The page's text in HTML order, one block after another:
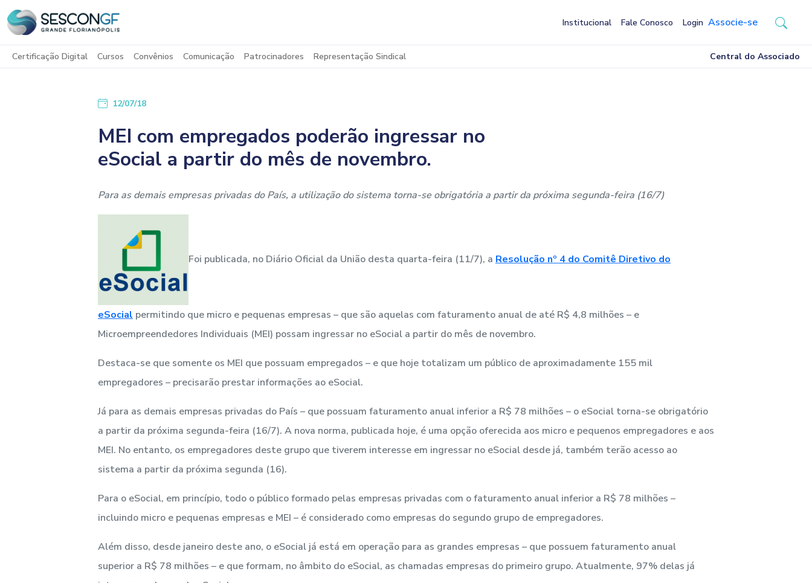
Institucional Fale Conosco Login Associe-se
Certificação Digital Cursos Convênios Comunicação Patrocinadores Representação Sindical Central do Associado
12/07/18
MEI com empregados poderão ingressar no
eSocial a partir do mês de novembro.
Para as demais empresas privadas do País, a utilização do sistema torna-se obrigatória a partir da próxima segunda-feira (16/7)
Foi publicada, no Diário Oficial da União desta quarta-feira (11/7), a Resolução nº 4 do Comitê Diretivo do
eSocial permitindo que micro e pequenas empresas – que são aquelas com faturamento anual de até R$ 4,8 milhões – e
Microempreendedores Individuais (MEI) possam ingressar no eSocial a partir do mês de novembro.
Destaca-se que somente os MEI que possuam empregados – e que hoje totalizam um público de aproximadamente 155 mil
empregadores – precisarão prestar informações ao eSocial.
Já para as demais empresas privadas do País – que possuam faturamento anual inferior a R$ 78 milhões – o eSocial torna-se obrigatório
a partir da próxima segunda-feira (16/7). A nova norma, publicada hoje, é uma opção oferecida aos micro e pequenos empregadores e aos
MEI. No entanto, os empregadores deste grupo que tiverem interesse em ingressar no eSocial desde já, também terão acesso ao
sistema a partir da próxima segunda (16).
Para o eSocial, em princípio, todo o público formado pelas empresas privadas com o faturamento anual inferior a R$ 78 milhões –
incluindo micro e pequenas empresas e MEI – é considerado como empresas do segundo grupo de empregadores.
Além disso, desde janeiro deste ano, o eSocial já está em operação para as grandes empresas – que possuem faturamento anual
superior a R$ 78 milhões – e que formam, no âmbito do eSocial, as chamadas empresas do primeiro grupo. Atualmente, 97% delas já